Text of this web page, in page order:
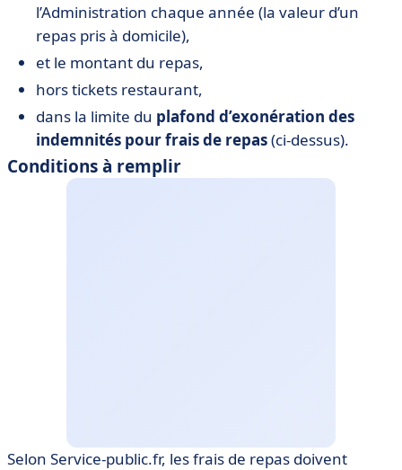
l’Administration chaque année (la valeur d’un
repas pris à domicile),
et le montant du repas,
hors tickets restaurant,
dans la limite du plafond d’exonération des
indemnités pour frais de repas(ci-dessus).
Conditions à remplir
Selon Service-public.fr, les frais de repas doivent